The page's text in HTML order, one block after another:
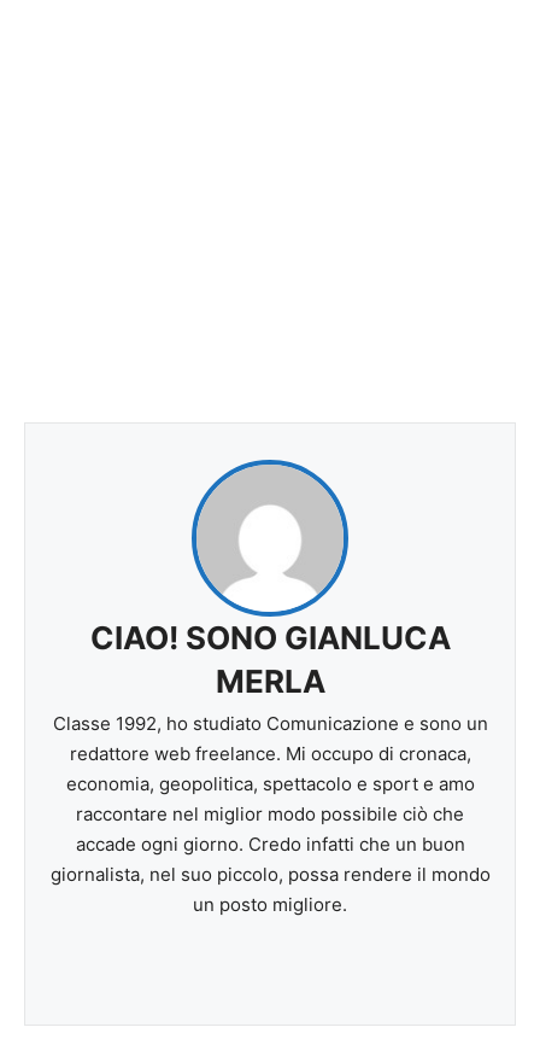
CIAO! SONO GIANLUCA
MERLA
Classe 1992, ho studiato Comunicazione e sono un
redattore web freelance. Mi occupo di cronaca,
economia, geopolitica, spettacolo e sport e amo
raccontare nel miglior modo possibile ciò che
accade ogni giorno. Credo infatti che un buon
giornalista, nel suo piccolo, possa rendere il mondo
un posto migliore.